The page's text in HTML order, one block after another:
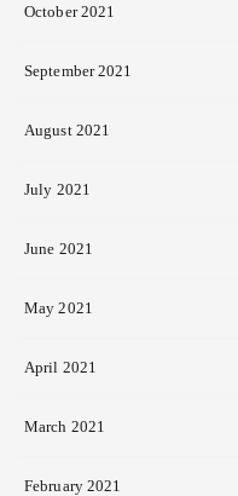
October 2021
September 2021
August 2021
July 2021
June 2021
May 2021
April 2021
March 2021
February 2021